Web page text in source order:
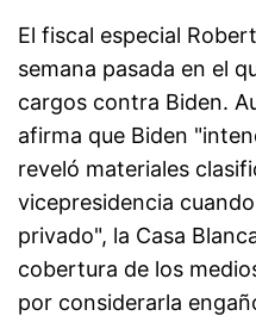
El fiscal especial
semana pasada en el
cargos contra Biden.
afirma que Biden
reveló materiales
vicepresidencia
privado", la Casa
cobertura de los
por considerarla